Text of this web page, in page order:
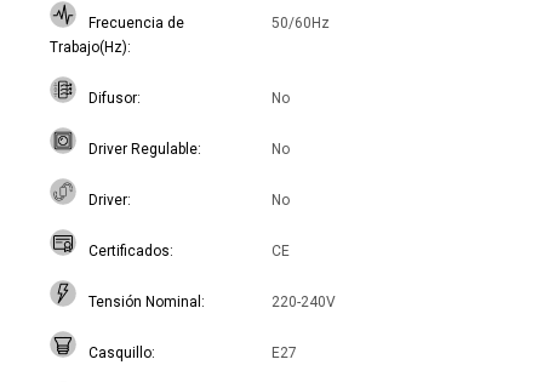
Frecuencia de
Trabajo(Hz)
50/60Hz
Difusor No
Driver Regulable No
Driver No
Certificados CE
Tensión Nominal 220-240V
Casquillo E27